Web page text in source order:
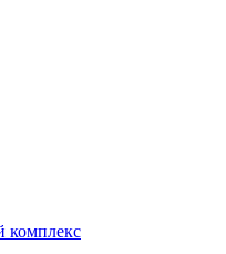
комплекс